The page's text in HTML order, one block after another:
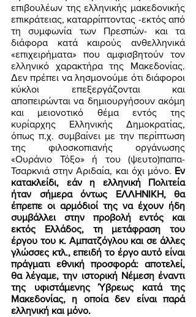
επιβουλέων της ελληνικής μακεδονικής
επικράτειας, καταρρίπτοντας -εκτός από
τη συμφωνία των Πρεσπών- και τα
διάφορα κατά καιρούς ανθελληνικά
«επιχειρήματα» που αμφισβητούν τον
ελληνικό χαρακτήρα της Μακεδονίας.
Δεν πρέπει να λησμονούμε ότι διάφοροι
κύκλοι επεξεργάζονται και
αποπειρώνται να δημιουργήσουν ακόμη
και μειονοτικό θέμα εντός της
κυρίαρχης Ελληνικής Δημοκρατίας,
όπως π.χ. συμβαίνει με την περίπτωση
της φιλοσκοπιανής οργάνωσης
«Ουράνιο Τόξο» ή του (ψευτο)παπα-
Τσαρκνιά στην Αριδαία, και όχι μόνο. Εν
κατακλείδι, εάν η ελληνική Πολιτεία
ήταν σήμερα όντως ΕΛΛΗΝΙΚΗ, θα
έπρεπε οι αρμόδιοί της να έχουν ήδη
συμβάλλει στην προβολή εντός και
εκτός Ελλάδος, τη μετάφραση του
έργου του κ. Αμπατζόγλου και σε άλλες
γλώσσες κτλ., επειδή το έργο αυτό είναι
πράγματι εθνική προσφορά: αποτελεί,
θα λέγαμε, την ιστορική Νέμεση έναντι
της υφιστάμενης Ύβρεως κατά της
Μακεδονίας, η οποία δεν είναι παρά
ελληνική και μόνο.